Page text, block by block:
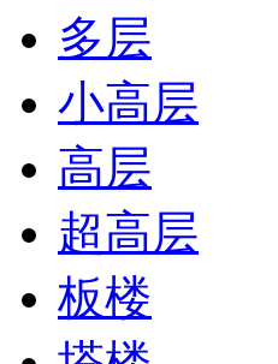
多层
小高层
高层
超高层
板楼